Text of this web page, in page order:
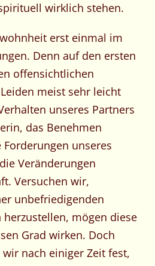
wirklich stehen.
erst einmal im
Denn auf den ersten
offensichtlichen
meist sehr leicht
unseres Partners
das Benehmen
unseres
Veränderungen
Versuchen wir,
unbefriedigenden
mögen diese
Grad wirken. Doch
nach einiger Zeit fest,